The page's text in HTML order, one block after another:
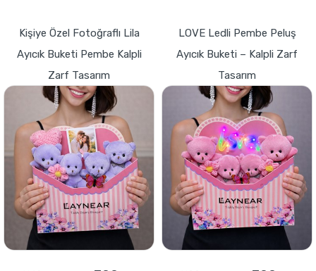
Kişiye Özel Fotoğraflı Lila
Ayıcık Buketi Pembe Kalpli
Zarf Tasarım
LOVE Ledli Pembe Peluş
Ayıcık Buketi – Kalpli Zarf
Tasarım